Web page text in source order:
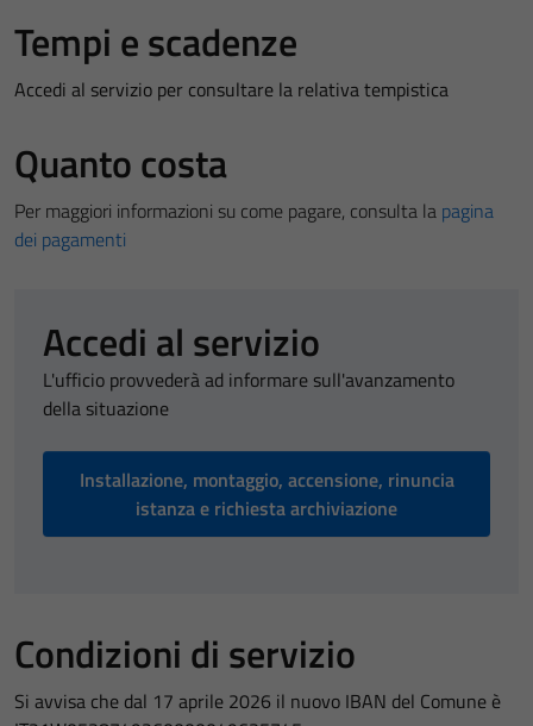
Tempi e scadenze
Accedi al servizio per consultare la relativa tempistica
Quanto costa
Per maggiori informazioni su come pagare, consulta la pagina
dei pagamenti
Accedi al servizio
L'ufficio provvederà ad informare sull'avanzamento
della situazione
Installazione, montaggio, accensione, rinuncia
istanza e richiesta archiviazione
Condizioni di servizio
Si avvisa che dal 17 aprile 2026 il nuovo IBAN del Comune è